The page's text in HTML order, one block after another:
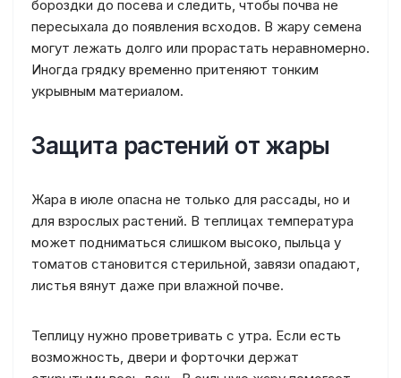
бороздки до посева и следить, чтобы почва не
пересыхала до появления всходов. В жару семена
могут лежать долго или прорастать неравномерно.
Иногда грядку временно притеняют тонким
укрывным материалом.
Защита растений от жары
Жара в июле опасна не только для рассады, но и
для взрослых растений. В теплицах температура
может подниматься слишком высоко, пыльца у
томатов становится стерильной, завязи опадают,
листья вянут даже при влажной почве.
Теплицу нужно проветривать с утра. Если есть
возможность, двери и форточки держат